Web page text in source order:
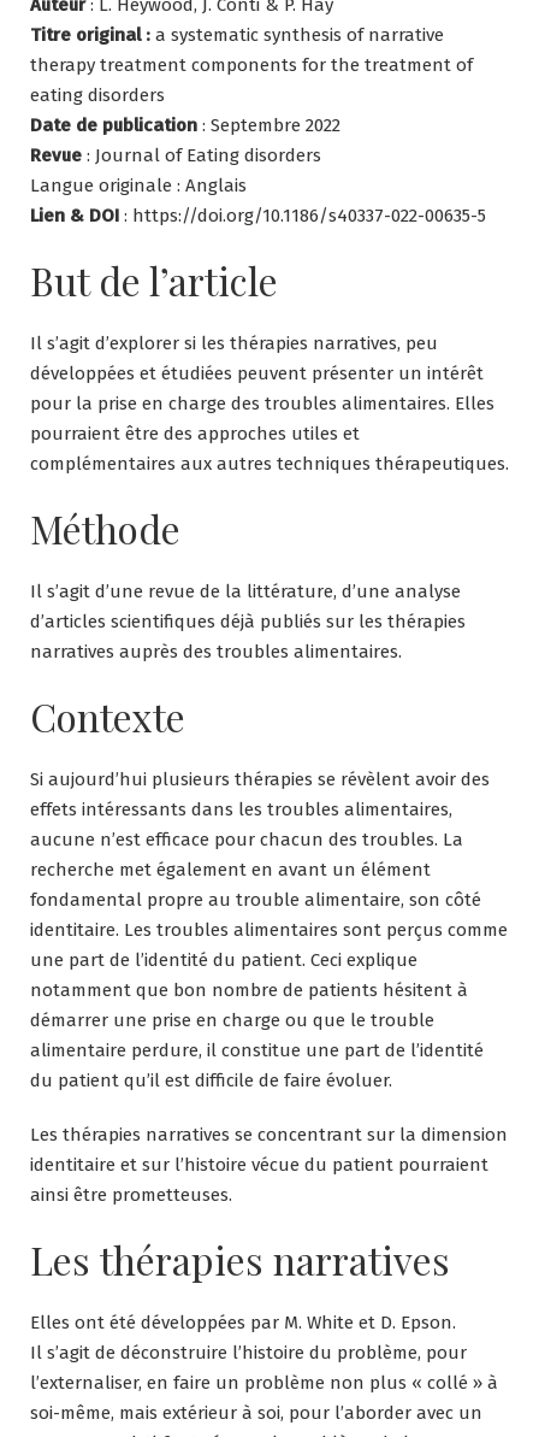
Auteur: L. Heywood, J. Conti & P. Hay
Titre original : a systematic synthesis of narrative
therapy treatment components for the treatment of
eating disorders
Date de publication : Septembre 2022
Revue : Journal of Eating disorders
Langue originale : Anglais
Lien & DOI : https://doi.org/10.1186/s40337-022-00635-5
But de l’article
Il s’agit d’explorer si les thérapies narratives, peu
développées et étudiées peuvent présenter un intérêt
pour la prise en charge des troubles alimentaires. Elles
pourraient être des approches utiles et
complémentaires aux autres techniques thérapeutiques.
Méthode
Il s’agit d’une revue de la littérature, d’une analyse
d’articles scientifiques déjà publiés sur les thérapies
narratives auprès des troubles alimentaires.
Contexte
Si aujourd’hui plusieurs thérapies se révèlent avoir des
effets intéressants dans les troubles alimentaires,
aucune n’est efficace pour chacun des troubles. La
recherche met également en avant un élément
fondamental propre au trouble alimentaire, son côté
identitaire. Les troubles alimentaires sont perçus comme
une part de l’identité du patient. Ceci explique
notamment que bon nombre de patients hésitent à
démarrer une prise en charge ou que le trouble
alimentaire perdure, il constitue une part de l’identité
du patient qu’il est difficile de faire évoluer.
Les thérapies narratives se concentrant sur la dimension
identitaire et sur l’histoire vécue du patient pourraient
ainsi être prometteuses.
Les thérapies narratives
Elles ont été développées par M. White et D. Epson.
Il s’agit de déconstruire l’histoire du problème, pour
l’externaliser, en faire un problème non plus « collé » à
soi-même, mais extérieur à soi, pour l’aborder avec un